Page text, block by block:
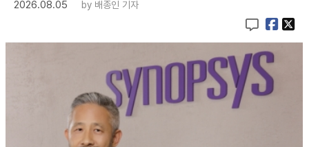
2026.08.05 by 배종인 기자